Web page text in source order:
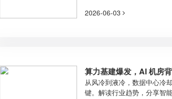
2026-06-03
算力基建爆发，AI 机房
加药已成刚需
从风冷到液冷，数据中心冷
键。解读行业趋势，分享智能